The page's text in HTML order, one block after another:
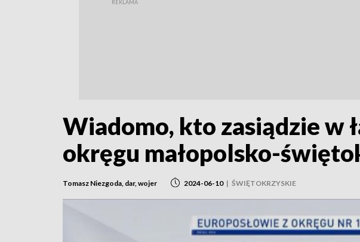
Wiadomo, kto zasiądzie w
okręgu małopolsko-
Tomasz Niezgoda, dar, wojer 2024-06-10 | ŚWIĘTOKRZYSKIE